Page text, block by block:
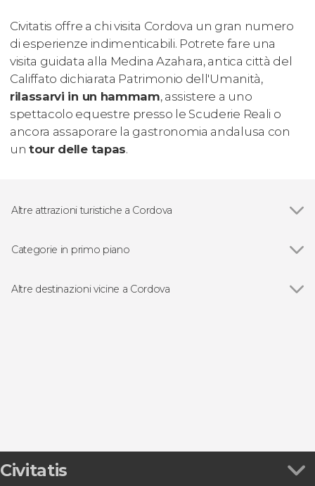
Civitatis offre a chi visita Cordova un gran numero
di esperienze indimenticabili. Potrete fare una
visita guidata alla Medina Azahara, antica città del
Califfato dichiarata Patrimonio dell'Umanità,
rilassarvi in un hammam, assistere a uno
spettacolo equestre presso le Scuderie Reali o
ancora assaporare la gastronomia andalusa con
untour delle tapas.
Altre attrazioni turistiche a Cordova
Ponte romano di Cordova
Sinagoga di Cordova
Categorie in primo piano
Free Tour
Altre destinazioni vicine a Cordova
Civitatis